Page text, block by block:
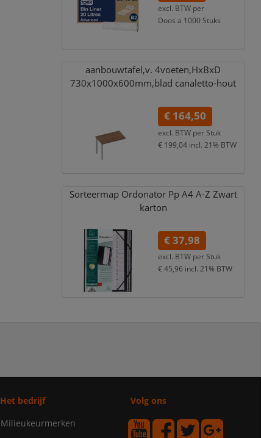
excl. BTW per
Doos a 1000 Stuks
aanbouwtafel,v. 4voeten,HxBxD
730x1000x600mm,blad canaletto-hout
€ 164,50
excl. BTW per Stuk
€ 199,04 incl. 21% BTW
Sorteermap Ordonator Pp A4 A-Z Zwart
karton
€ 37,98
excl. BTW per Stuk
€ 45,96 incl. 21% BTW
Het bedrijf
Milieukeurmerken
Volg ons